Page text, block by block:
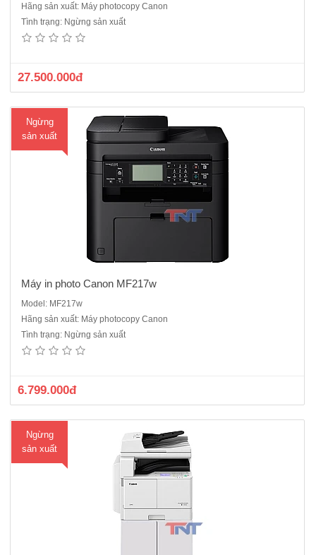
Hãng sản xuất: Máy photocopy Canon
Tình trạng: Ngừng sản xuất
27.500.000đ
Ngừng
sản xuất
Máy in photo Canon MF217w rất dễ kết nối và chia sẻ. Bạn có thể dễ
dàng thực hiện các thao tác In, sao chụp, quét và fax từ màn hình
chạm đen trắng LCD 6 đường.- Chức năng chuẩn : Copy - In - Scan -
Máy in photo Canon MF217w
Model: MF217w
Hãng sản xuất: Máy photocopy Canon
Tình trạng: Ngừng sản xuất
6.799.000đ
Ngừng
sản xuất
Máy photocopy Canon IR 2006N ( Hàng Chính Hãng Mới 100%)Cấu
hình chuẩn : copy/in mạng/scan màu/in wifi- Màn hình giao tiếp có hỗ
trợ Tiếng Việt.- Khổ giấy tối đa : A3.- Tốc độ : 20 trang / phút khổ A4, 10